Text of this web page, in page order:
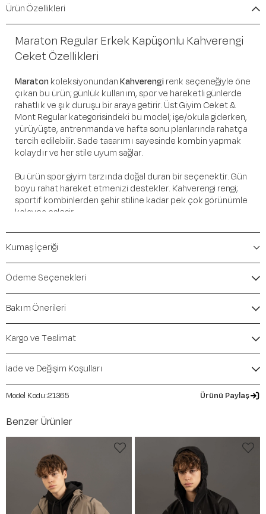
Ürün Özellikleri
Maraton Regular Erkek Kapüşonlu Kahverengi
Ceket Özellikleri
Maraton koleksiyonundanKahverengirenk seçeneğiyle öne
çıkan bu ürün; günlük kullanım, spor ve hareketli günlerde
rahatlık ve şık duruşu bir araya getirir. Üst Giyim Ceket &
Mont Regular kategorisindeki bu model; işe/okula giderken,
yürüyüşte, antrenmanda ve hafta sonu planlarında rahatça
tercih edilebilir. Sade tasarımı sayesinde kombin yapmak
kolaydır ve her stile uyum sağlar.
Bu ürün spor giyim tarzında doğal duran bir seçenektir. Gün
boyu rahat hareket etmenizi destekler. Kahverengi rengi;
sportif kombinlerden şehir stiline kadar pek çok görünümle
kolayca eşleşir.
Öne Çıkan Detaylar
Marka:Maraton
Renk:Kahverengi
Kalıp / Form:
Mevsim:Sonbahar-Kış
Kumaş İçeriği
Ödeme Seçenekleri
Bakım Önerileri
Kargo ve Teslimat
İade ve Değişim Koşulları
21365 Ürünü Paylaş
Benzer Ürünler